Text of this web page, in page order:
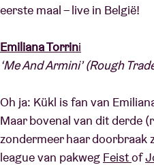
eerste maal – live in België!
Emiliana Torrini
‘Me And Armini’ (Rough
Oh ja: Kükl is fan van
Maar bovenal van dit derde
zondermeer haar doorbraak
league van pakweg Feistof